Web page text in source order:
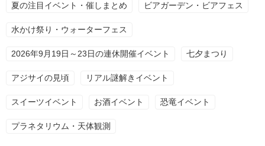
夏の注目イベント・催しまとめ ビアガーデン・ビアフェス
水かけ祭り・ウォーターフェス
2026年9月19日～23日の連休開催イベント 七夕まつり
アジサイの見頃 リアル謎解きイベント
スイーツイベント お酒イベント 恐竜イベント
プラネタリウム・天体観測